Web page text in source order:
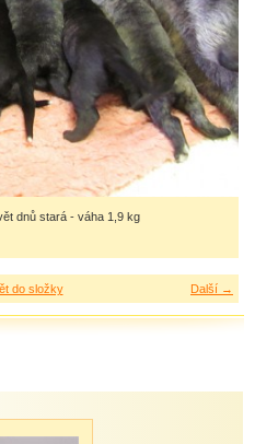
dnů stará - váha 1,9 kg
Další →
do složky